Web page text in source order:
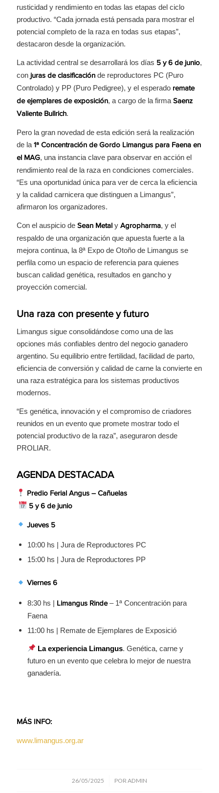
rusticidad y rendimiento en todas las etapas del ciclo
productivo. “Cada jornada está pensada para mostrar el
potencial completo de la raza en todas sus etapas”,
destacaron desde la organización.
La actividad central se desarrollará los días 5 y 6 de junio,
con juras de clasificaciónde reproductores PC (Puro
Controlado) y PP (Puro Pedigree), y el esperado remate
de ejemplares de exposición, a cargo de la firma Saenz
Valiente Bullrich.
Pero la gran novedad de esta edición será la realización
de la 1ª Concentración de Gordo Limangus para Faena en
el MAG, una instancia clave para observar en acción el
rendimiento real de la raza en condiciones comerciales.
“Es una oportunidad única para ver de cerca la eficiencia
y la calidad carnicera que distinguen a Limangus”,
afirmaron los organizadores.
Con el auspicio de Sean Metaly Agropharma, y el
respaldo de una organización que apuesta fuerte a la
mejora continua, la 8ª Expo de Otoño de Limangus se
perfila como un espacio de referencia para quienes
buscan calidad genética, resultados en gancho y
proyección comercial.
Una raza con presente y futuro
Limangus sigue consolidándose como una de las
opciones más confiables dentro del negocio ganadero
argentino. Su equilibrio entre fertilidad, facilidad de parto,
eficiencia de conversión y calidad de carne la convierte en
una raza estratégica para los sistemas productivos
modernos.
“Es genética, innovación y el compromiso de criadores
reunidos en un evento que promete mostrar todo el
potencial productivo de la raza”, aseguraron desde
PROLIAR.
AGENDA DESTACADA
Predio Ferial Angus – Cañuelas
5 y 6 de junio
Jueves 5
10:00 hs | Jura de Reproductores PC
15:00 hs | Jura de Reproductores PP
Viernes 6
8:30 hs | Limangus Rinde– 1ª Concentración para
Faena
11:00 hs | Remate de Ejemplares de Exposició
La experiencia Limangus. Genética, carne y
futuro en un evento que celebra lo mejor de nuestra
ganadería.
MÁS INFO:
www.limangus.org.ar
26/05/2025
/ POR ADMIN